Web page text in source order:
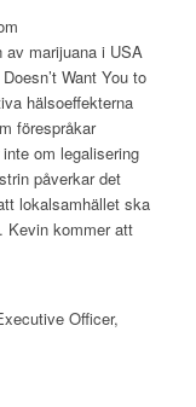
av marijuana i USA
Want You to
hälsoeffekterna
förespråkar
om legalisering
påverkar det
lokalsamhället ska
Kevin kommer att
Officer,